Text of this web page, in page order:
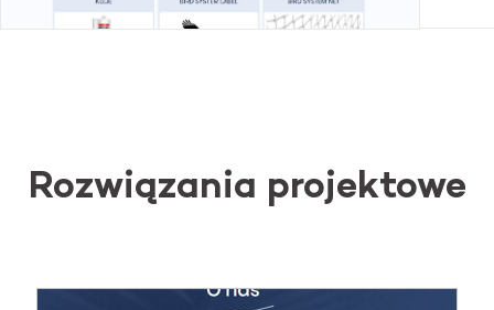
Rozwiązania projektowe